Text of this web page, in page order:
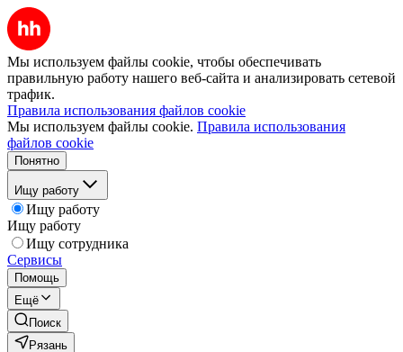
Мы используем файлы cookie, чтобы обеспечивать
правильную работу нашего веб-сайта и анализировать сетевой
трафик.
Правила использования файлов cookie
Мы используем файлы cookie. Правила использования
файлов cookie
Понятно
Ищу работу
Ищу работу
Ищу работу
Ищу сотрудника
Сервисы
Помощь
Ещё
Поиск
Рязань